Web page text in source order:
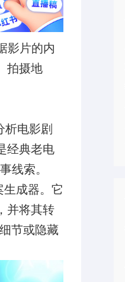
影片的内
拍摄地
析电影剧
经典老电
线索。
生成器。它
并将其转
节或隐藏